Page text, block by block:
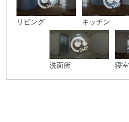
リビング キッチン
洗面所 寝室